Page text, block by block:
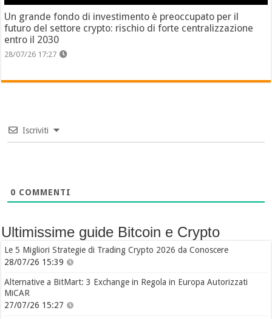
Un grande fondo di investimento è preoccupato per il
futuro del settore crypto: rischio di forte centralizzazione
entro il 2030
28/07/26 17:27
Iscriviti
0 COMMENTI
Ultimissime guide Bitcoin e Crypto
Le 5 Migliori Strategie di Trading Crypto 2026 da Conoscere
28/07/26 15:39
Alternative a BitMart: 3 Exchange in Regola in Europa Autorizzati
MiCAR
27/07/26 15:27